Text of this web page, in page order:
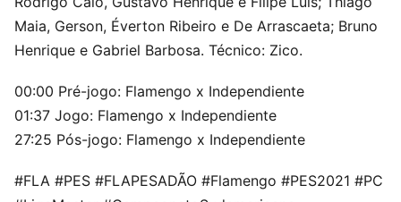
Maia, Gerson, Éverton Ribeiro e De Arrascaeta; Bruno
Henrique e Gabriel Barbosa. Técnico: Zico.
00:00 Pré-jogo: Flamengo x Independiente
01:37 Jogo: Flamengo x Independiente
27:25 Pós-jogo: Flamengo x Independiente
#FLA #PES #FLAPESADÃO #Flamengo #PES2021 #PC